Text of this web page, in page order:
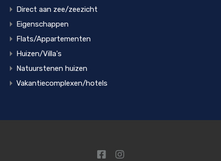
Direct aan zee/zeezicht
Eigenschappen
Flats/Appartementen
Huizen/Villa's
Natuurstenen huizen
Vakantiecomplexen/hotels